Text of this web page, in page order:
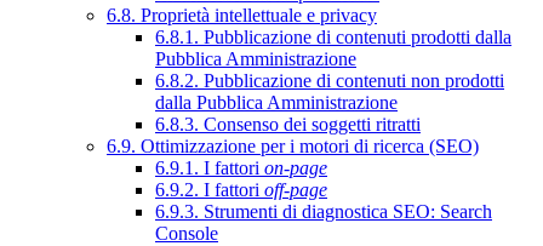
6.8. Proprietà intellettuale e privacy
6.8.1. Pubblicazione di contenuti prodotti dalla
Pubblica Amministrazione
6.8.2. Pubblicazione di contenuti non prodotti
dalla Pubblica Amministrazione
6.8.3. Consenso dei soggetti ritratti
6.9. Ottimizzazione per i motori di ricerca (SEO)
6.9.1. I fattori on-page
6.9.2. I fattori off-page
6.9.3. Strumenti di diagnostica SEO: Search
Console